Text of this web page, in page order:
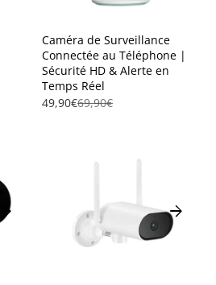
Caméra de Surveillance
Connectée au Téléphone |
Sécurité HD & Alerte en
Temps Réel
49,90€69,90€
arrow_forward arrow_forward